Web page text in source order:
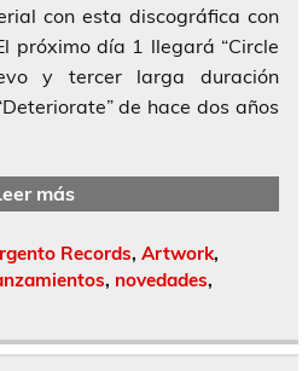
con esta discográfica con
próximo día 1 llegará “Circle
y tercer larga duración
de hace dos años
más
Records, Artwork,
, novedades,